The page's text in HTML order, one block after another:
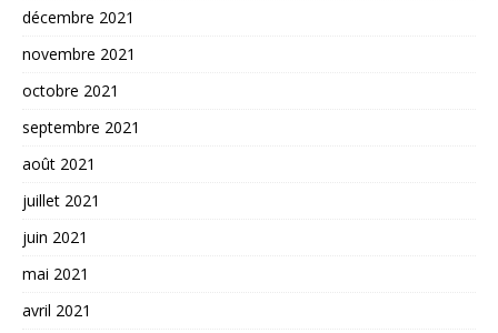
décembre 2021
novembre 2021
octobre 2021
septembre 2021
août 2021
juillet 2021
juin 2021
mai 2021
avril 2021